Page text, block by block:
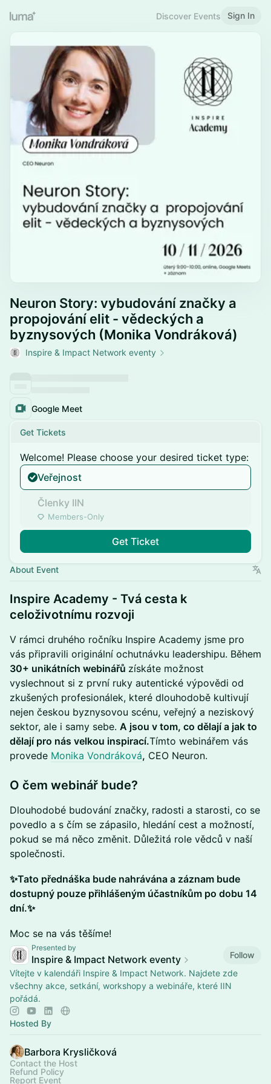
Discover Events Sign In
Neuron Story: vybudování značky a
propojování elit - vědeckých a
byznysových (Monika Vondráková)
Inspire & Impact Network eventy
Google Meet
Get Tickets
Welcome! Please choose your desired ticket type:
Veřejnost
Členky IIN
Members-Only
Get Ticket
About Event
​Inspire Academy - Tvá cesta k
celoživotnímu rozvoji
​V rámci druhého ročníku Inspire Academy jsme pro
vás připravili originální ochutnávku leadershipu. Během
30+ unikátních webinářů získáte možnost
vyslechnout si z první ruky autentické výpovědi od
zkušených profesionálek, které dlouhodobě kultivují
nejen českou byznysovou scénu, veřejný a neziskový
sektor, ale i samy sebe. A jsou v tom, co dělají a jak to
dělají pro nás velkou inspirací.​Tímto webinářem vás
provede Monika Vondráková, CEO Neuron.
​O čem webinář bude?
Dlouhodobé budování značky, radosti a starosti, co se
povedlo a s čím se zápasilo, hledání cest a možností,
pokud se má něco změnit. Důležitá role vědců v naší
společnosti.
✨Tato přednáška bude nahrávána a záznam bude
dostupný pouze přihlášeným účastníkům po dobu 14
dní.✨
​Moc se na vás těšíme!
Presented by
Inspire & Impact Network eventy
Follow
Vítejte v kalendáři Inspire & Impact Network. Najdete zde
všechny akce, setkání, workshopy a webináře, které IIN
pořádá.
Hosted By
Barbora Krysličková
Contact the Host
Refund Policy
Report Event